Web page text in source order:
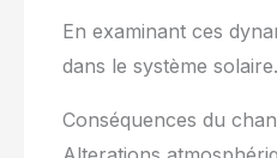
En examinant ces
dans le système solaire.
Conséquences du